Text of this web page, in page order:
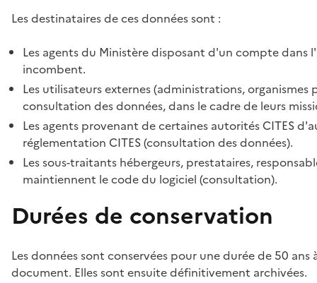
Les destinataires de ces données sont :
Les agents du Ministère disposant d'un compte
incombent.
Les utilisateurs externes (administrations,
consultation des données, dans le cadre de leurs
Les agents provenant de certaines autorités CITES
réglementation CITES (consultation des données).
Les sous-traitants hébergeurs, prestataires,
maintiennent le code du logiciel (consultation).
Durées de conservation
Les données sont conservées pour une durée de 50
document. Elles sont ensuite définitivement archivées.